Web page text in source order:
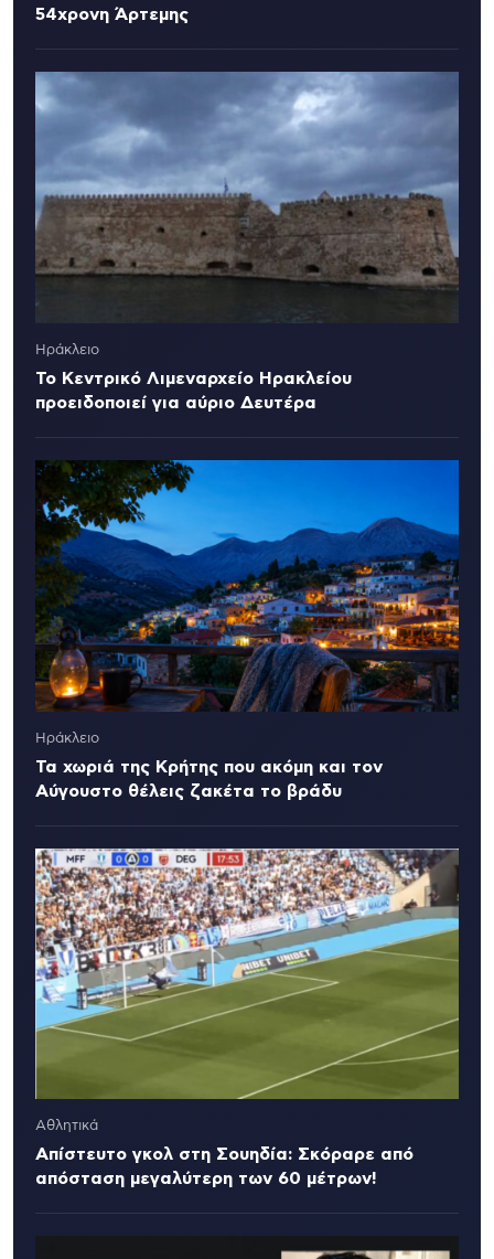
54χρονη Άρτεμης
Ηράκλειο
Το Κεντρικό Λιμεναρχείο Ηρακλείου
προειδοποιεί για αύριο Δευτέρα
Ηράκλειο
Τα χωριά της Κρήτης που ακόμη και τον
Αύγουστο θέλεις ζακέτα το βράδυ
Αθλητικά
Απίστευτο γκολ στη Σουηδία: Σκόραρε από
απόσταση μεγαλύτερη των 60 μέτρων!